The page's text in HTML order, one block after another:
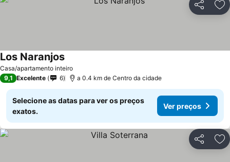
Partilhar
Casa/apartamento inteiro
Los NaranjosVer preços
9,1 Excelente 6 a 0.4 km de Centro da cidade
Selecione as datas para ver os preços
exatos.
Ver preços
Partilhar